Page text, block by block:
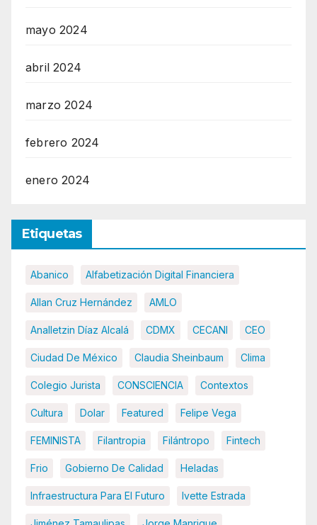
mayo 2024
abril 2024
marzo 2024
febrero 2024
enero 2024
Etiquetas
Abanico Alfabetización Digital Financiera
Allan Cruz Hernández AMLO
Analletzin Díaz Alcalá CDMX CECANI CEO
Ciudad De México Claudia Sheinbaum Clima
Colegio Jurista CONSCIENCIA Contextos
Cultura Dolar Featured Felipe Vega
FEMINISTA Filantropia Filántropo Fintech
Frio Gobierno De Calidad Heladas
Infraestructura Para El Futuro Ivette Estrada